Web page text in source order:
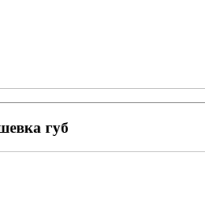
губ